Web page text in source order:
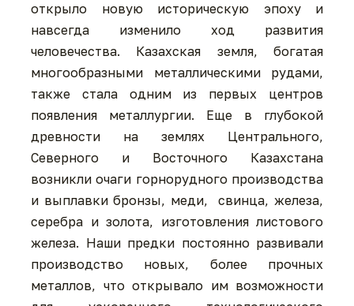
открыло новую историческую эпоху и
навсегда изменило ход развития
человечества. Казахская земля, богатая
многообразными металлическими рудами,
также стала одним из первых центров
появления металлургии. Еще в глубокой
древности на землях Центрального,
Северного и Восточного Казахстана
возникли очаги горнорудного производства
и выплавки бронзы, меди, свинца, железа,
серебра и золота, изготовления листового
железа. Наши предки постоянно развивали
производство новых, более прочных
металлов, что открывало им возможности